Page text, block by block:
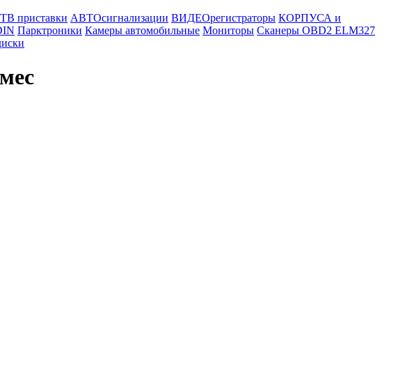
приставки АВТОсигнализации ВИДЕОрегистраторы КОРПУСА и
Парктроники Камеры автомобильные Мониторы Сканеры OBD2 ELM327